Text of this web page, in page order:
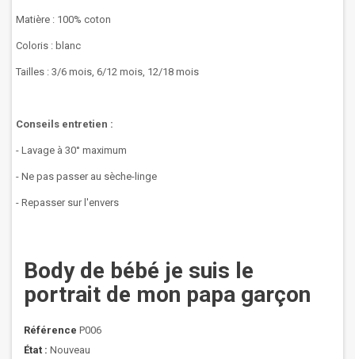
Matière : 100% coton
Coloris : blanc
Tailles : 3/6 mois, 6/12 mois, 12/18 mois
Conseils entretien :
- Lavage à 30° maximum
- Ne pas passer au sèche-linge
- Repasser sur l'envers
Body de bébé je suis le
portrait de mon papa garçon
Référence P006
État : Nouveau